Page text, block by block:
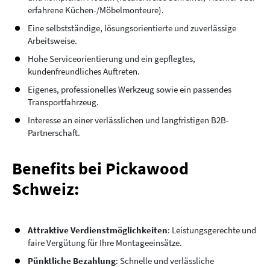
erfahrene Küchen-/Möbelmonteure).
Eine selbstständige, lösungsorientierte und zuverlässige
Arbeitsweise.
Hohe Serviceorientierung und ein gepflegtes,
kundenfreundliches Auftreten.
Eigenes, professionelles Werkzeug sowie ein passendes
Transportfahrzeug.
Interesse an einer verlässlichen und langfristigen B2B-
Partnerschaft.
Benefits bei Pickawood
Schweiz:
Attraktive Verdienstmöglichkeiten: Leistungsgerechte und
faire Vergütung für Ihre Montageeinsätze.
Pünktliche Bezahlung: Schnelle und verlässliche